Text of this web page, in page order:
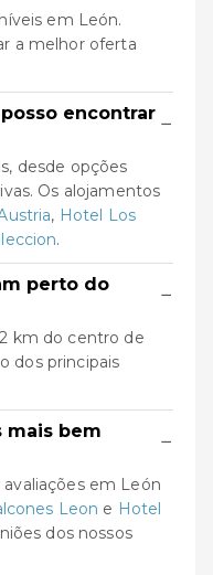
em León.
a melhor oferta
encontrar −
desde opções
Os alojamentos
, Hotel Los
.
perto do
−
km do centro de
dos principais
mais bem
−
em León
Leon e Hotel
dos nossos